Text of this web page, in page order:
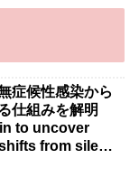
症候性感染から
仕組みを解明
to uncover
from silent